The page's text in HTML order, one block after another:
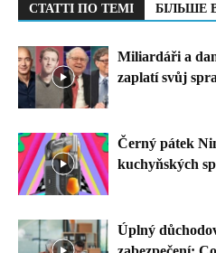
СТАТТІ ПО ТЕМІ БІЛЬШЕ
Miliardáři a
zaplatí svůj
Černý pátek
kuchyňských
Úplný